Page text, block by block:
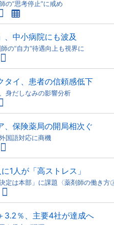
の“思考停止”に戒め
、中小病院にも波及
の“自力”待遇向上も視界に
タイ、患者の信頼感低下
身だしなみの影響分析
、保険薬局の開局相次ぐ
国語対応に商機
1人が「高ストレス」
定は本部」に課題〈薬剤師の働き方
3.2％、主要4社が達成へ